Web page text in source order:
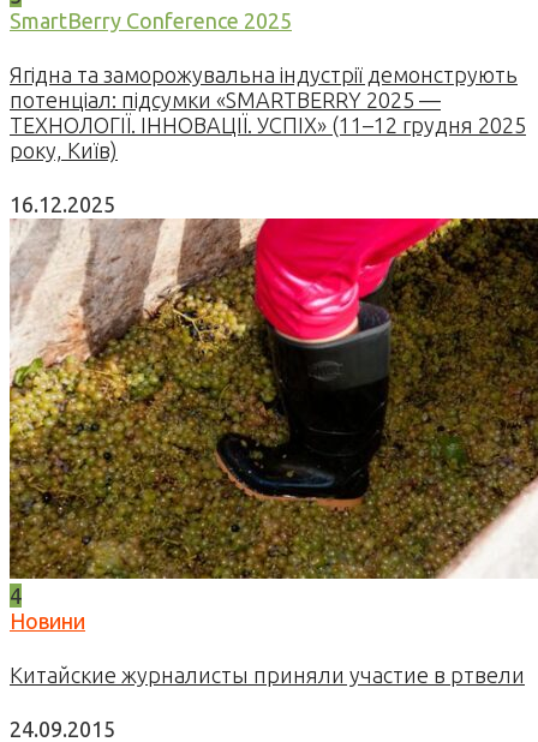
SmartBerry Conference 2025
Ягідна та заморожувальна індустрії демонструють
потенціал: підсумки «SMARTBERRY 2025 —
ТЕХНОЛОГІЇ. ІННОВАЦІЇ. УСПІХ» (11–12 грудня 2025
року, Київ)
16.12.2025
4
Новини
Китайские журналисты приняли участие в ртвели
24.09.2015